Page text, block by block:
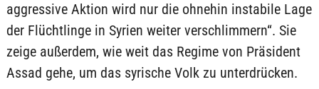
aggressive Aktion wird nur die ohnehin instabile Lage
der Flüchtlinge in Syrien weiter verschlimmern“. Sie
zeige außerdem, wie weit das Regime von Präsident
Assad gehe, um das syrische Volk zu unterdrücken.